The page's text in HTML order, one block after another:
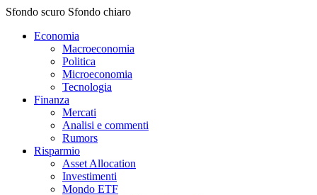
Sfondo scuro Sfondo chiaro
Economia
Macroeconomia
Politica
Microeconomia
Tecnologia
Finanza
Mercati
Analisi e commenti
Rumors
Risparmio
Asset Allocation
Investimenti
Mondo ETF